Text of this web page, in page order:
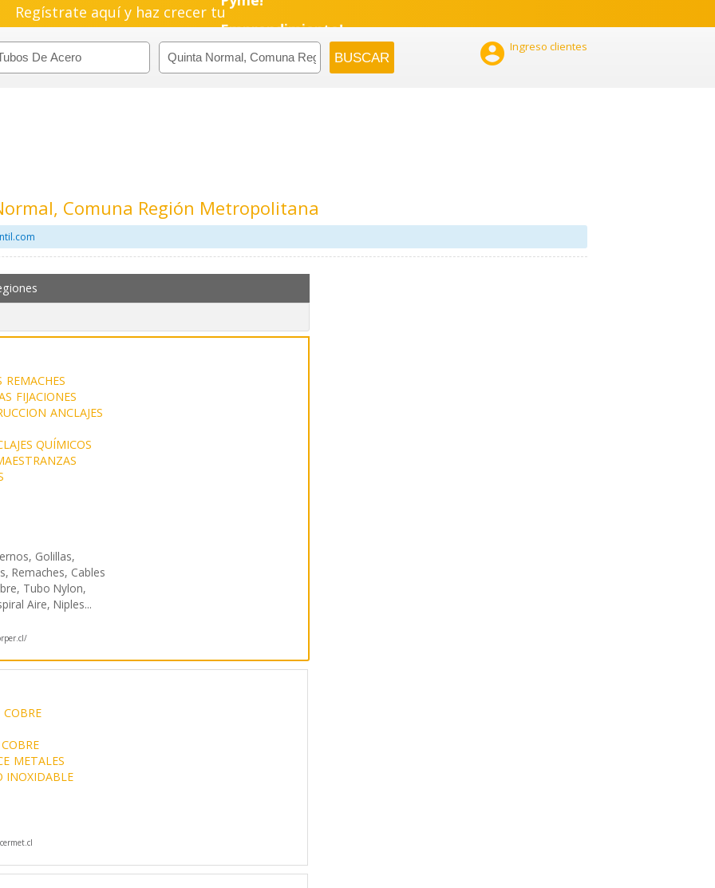
Regístrate aquí y haz crecer tuPyme!
Emprendimiento!
 Ingreso clientes
Comuna Región Metropolitana
REMACHES
FIJACIONES
ANCLAJES
QUÍMICOS
Golillas,
Remaches, Cables
Tubo Nylon,
Aire, Niples...
COBRE
METALES
INOXIDABLE